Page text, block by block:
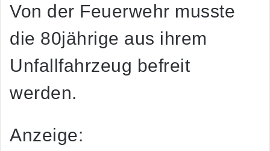
Von der Feuerwehr musste
die 80jährige aus ihrem
Unfallfahrzeug befreit
werden.
Anzeige: